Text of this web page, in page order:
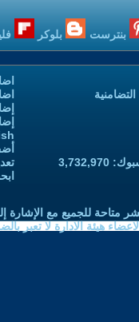
بنترست بلوكر
متاحة للجميع مع الإشارة
هيئة الادارة لا تعبر